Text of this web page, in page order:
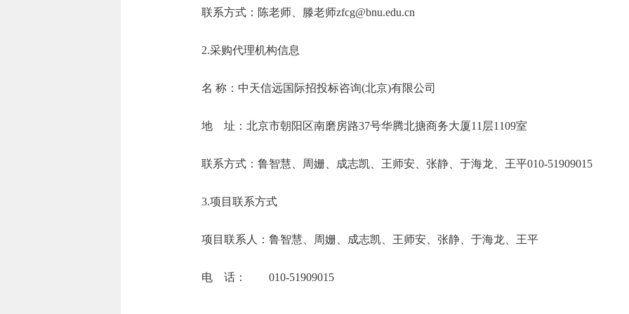
联系方式：陈老师、滕老师zfcg@bnu.edu.cn
2.采购代理机构信息
名 称：中天信远国际招投标咨询(北京)有限公司
地 址：北京市朝阳区南磨房路37号华腾北搪商务大厦11层
联系方式：鲁智慧、周姗、成志凯、王师安、张静、于海龙、王
3.项目联系方式
项目联系人：鲁智慧、周姗、成志凯、王师安、张静、于海龙、王平
电 话： 010-51909015